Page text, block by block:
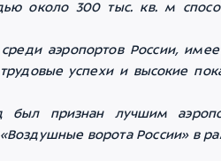
около 300 тыс. кв. м
аэропортов России,
успехи и высокие
был признан лучшим
ворота России» в